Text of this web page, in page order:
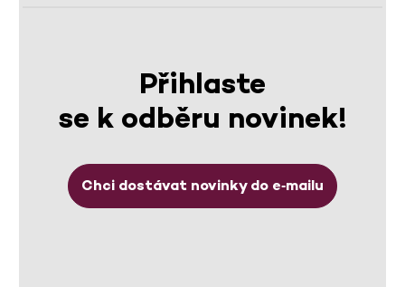
Přihlaste
se k odběru novinek!
Chci dostávat novinky do e‑mailu